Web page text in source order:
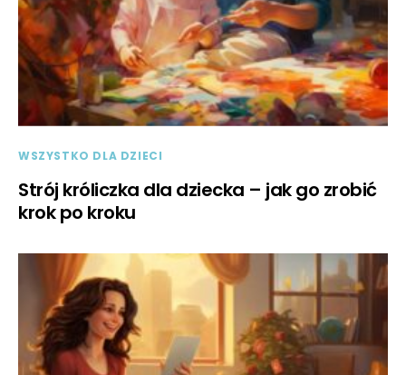
WSZYSTKO DLA DZIECI
Strój króliczka dla dziecka – jak go zrobić
krok po kroku